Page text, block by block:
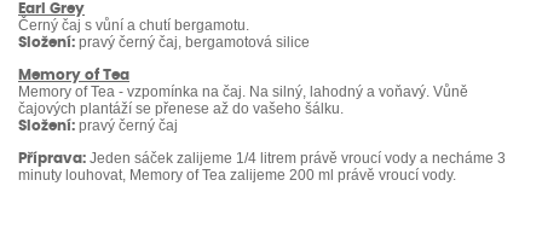
Earl Grey
Černý čaj s vůní a chutí bergamotu.
Složení: pravý černý čaj, bergamotová silice
Memory of Tea
Memory of Tea - vzpomínka na čaj. Na silný, lahodný a voňavý. Vůně
čajových plantáží se přenese až do vašeho šálku.
Složení: pravý černý čaj
Příprava: Jeden sáček zalijeme 1/4 litrem právě vroucí vody a necháme 3
minuty louhovat, Memory of Tea zalijeme 200 ml právě vroucí vody.